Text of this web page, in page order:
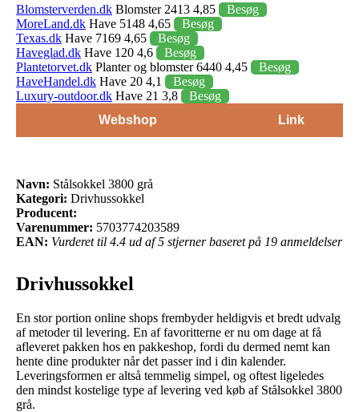
Blomsterverden.dk Blomster 2413 4,85
Besøg
MoreLand.dk Have 5148 4,65
Besøg
Texas.dk Have 7169 4,65
Besøg
Haveglad.dk Have 120 4,6
Besøg
Plantetorvet.dk Planter og blomster 6440 4,45
Besøg
HaveHandel.dk Have 20 4,1
Besøg
Luxury-outdoor.dk Have 21 3,8
Besøg
Webshop
Link
Navn: Stålsokkel 3800 grå
Kategori: Drivhussokkel
Producent:
Varenummer: 5703774203589
EAN: Vurderet til 4.4 ud af 5 stjerner baseret på 19 anmeldelser
Drivhussokkel
En stor portion online shops frembyder heldigvis et bredt udvalg
af metoder til levering. En af favoritterne er nu om dage at få
afleveret pakken hos en pakkeshop, fordi du dermed nemt kan
hente dine produkter når det passer ind i din kalender.
Leveringsformen er altså temmelig simpel, og oftest ligeledes
den mindst kostelige type af levering ved køb af Stålsokkel 3800
grå.